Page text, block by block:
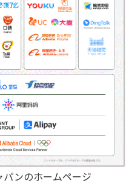
ンのホームページ